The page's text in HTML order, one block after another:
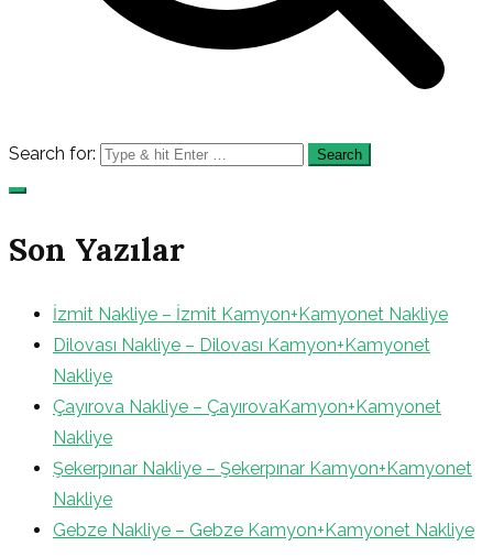
Search for:
Son Yazılar
İzmit Nakliye – İzmit Kamyon+Kamyonet Nakliye
Dilovası Nakliye – Dilovası Kamyon+Kamyonet
Nakliye
Çayırova Nakliye – ÇayırovaKamyon+Kamyonet
Nakliye
Şekerpınar Nakliye – Şekerpınar Kamyon+Kamyonet
Nakliye
Gebze Nakliye – Gebze Kamyon+Kamyonet Nakliye